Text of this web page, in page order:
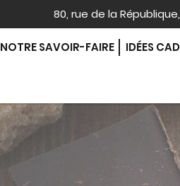
80, rue de la
NOTRE SAVOIR-FAIRE IDÉES